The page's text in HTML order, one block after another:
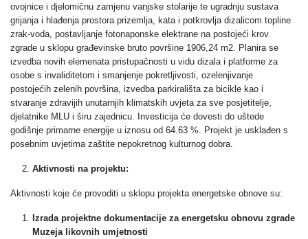
ovojnice i djelomičnu zamjenu vanjske stolarije te ugradnju sustava
grijanja i hlađenja prostora prizemlja, kata i potkrovlja dizalicom topline
zrak-voda, postavljanje fotonaponske elektrane na postojeći krov
zgrade u sklopu građevinske bruto površine 1906,24 m2. Planira se
izvedba novih elemenata pristupačnosti u vidu dizala i platforme za
osobe s invaliditetom i smanjenje pokretljivosti, ozelenjivanje
postojećih zelenih površina, izvedba parkirališta za bicikle kao i
stvaranje zdravijih unutarnjih klimatskih uvjeta za sve posjetitelje,
djelatnike MLU i širu zajednicu. Investicija će dovesti do uštede
godišnje primarne energije u iznosu od 64.63 %. Projekt je usklađen s
posebnim uvjetima zaštite nepokretnog kulturnog dobra.
Aktivnosti na projektu:
Aktivnosti koje će provoditi u sklopu projekta energetske obnove su:
Izrada projektne dokumentacije za energetsku obnovu zgrade
Muzeja likovnih umjetnosti